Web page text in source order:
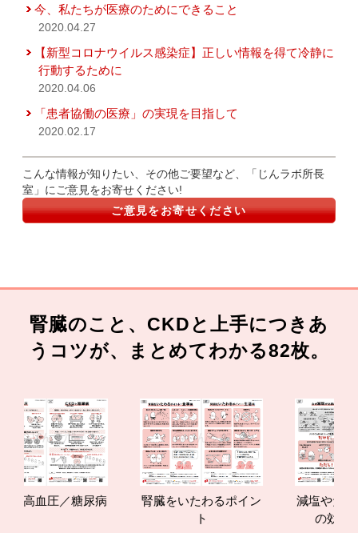
今、私たちが医療のためにできること
2020.04.27
【新型コロナウイルス感染症】正しい情報を得て冷静に
行動するために
2020.04.06
「患者協働の医療」の実現を目指して
2020.02.17
こんな情報が知りたい、その他ご要望など、「じんラボ所長
室」にご意見をお寄せください!
ご意見をお寄せください
腎臓のこと、CKDと上手につきあ
うコツが、まとめてわかる82枚。
血圧／糖尿病
腎臓をいたわるポイン
減塩やたんぱ
の効果と重